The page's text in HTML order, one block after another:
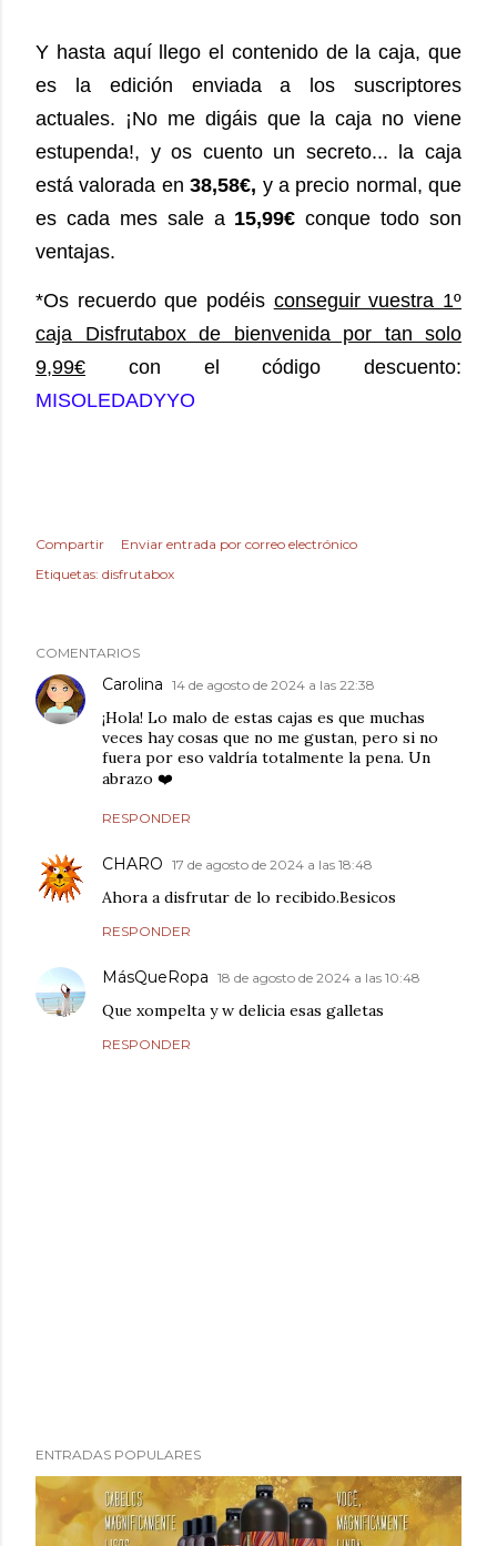
Y hasta aquí llego el contenido de la caja, que
es la edición enviada a los suscriptores
actuales. ¡No me digáis que la caja no viene
estupenda!, y os cuento un secreto... la caja
está valorada en 38,58€, y a precio normal, que
es cada mes sale a 15,99€ conque todo son
ventajas.
*Os recuerdo que podéis conseguir vuestra 1º
caja Disfrutabox de bienvenida por tan solo
9,99€ con el código descuento:
MISOLEDADYYO
Compartir
Enviar entrada por correo electrónico
Etiquetas: disfrutabox
COMENTARIOS
Carolina 14 de agosto de 2024 a las 22:38
¡Hola! Lo malo de estas cajas es que muchas
veces hay cosas que no me gustan, pero si no
fuera por eso valdría totalmente la pena. Un
abrazo ❤️
RESPONDER
CHARO 17 de agosto de 2024 a las 18:48
Ahora a disfrutar de lo recibido.Besicos
RESPONDER
MásQueRopa 18 de agosto de 2024 a las 10:48
Que xompelta y w delicia esas galletas
RESPONDER
u
b
ENTRADAS POPULARES